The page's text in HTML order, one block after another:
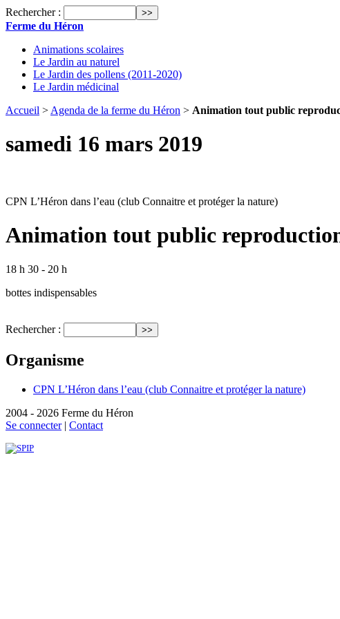
Rechercher :
Ferme du Héron
Animations scolaires
Le Jardin au naturel
Le Jardin des pollens (2011-2020)
Le Jardin médicinal
Accueil > Agenda de la ferme du Héron > Animation tout public
samedi 16 mars 2019
CPN L’Héron dans l’eau (club Connaitre et protéger la nature)
Animation tout public
18 h 30 - 20 h
bottes indispensables
Rechercher :
Organisme
CPN L’Héron dans l’eau (club Connaitre et protéger la nature)
2004 - 2026 Ferme du Héron
Se connecter| Contact